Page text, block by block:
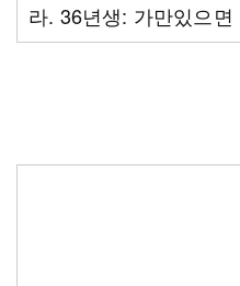
라. 36년생: 가만있으